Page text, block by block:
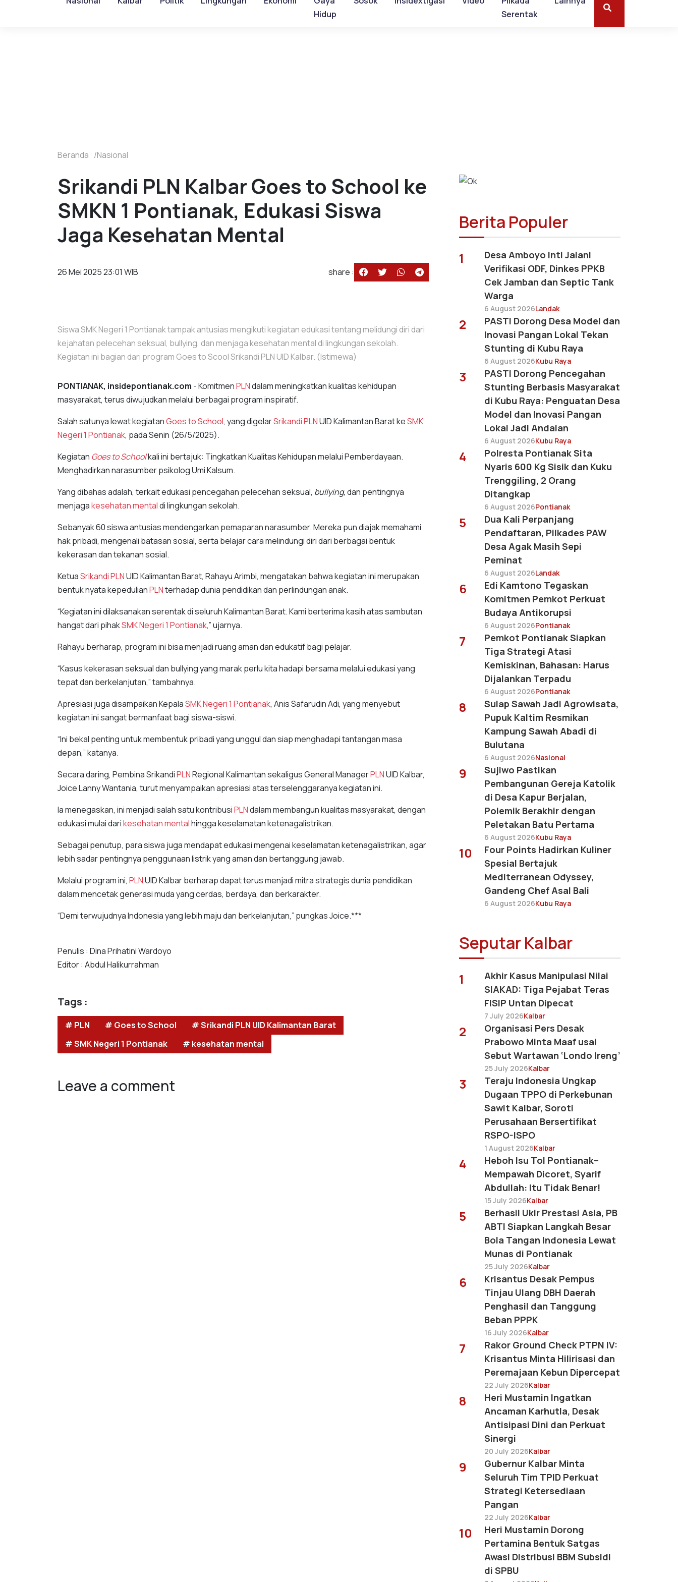
Hidup
Serentak
Beranda Nasional
Srikandi PLN Kalbar Goes to School ke
SMKN 1 Pontianak, Edukasi Siswa
Jaga Kesehatan Mental
26 Mei 2025 23:01 WIB share :
Siswa SMK Negeri 1 Pontianak tampak antusias mengikuti kegiatan edukasi tentang melidungi diri dari
kejahatan pelecehan seksual, bullying, dan menjaga kesehatan mental di lingkungan sekolah.
Kegiatan ini bagian dari program Goes to Scool Srikandi PLN UID Kalbar. (Istimewa)
PONTIANAK, insidepontianak.com - KomitmenPLNdalam meningkatkan kualitas kehidupan
masyarakat, terus diwujudkan melalui berbagai program inspiratif.
Salah satunya lewat kegiatanGoes to School, yang digelarSrikandiPLNUID Kalimantan Barat keSMK
Negeri 1 Pontianak, pada Senin (26/5/2025).
Kegiatan Goes to Schoolkali ini bertajuk: Tingkatkan Kualitas Kehidupan melalui Pemberdayaan.
Menghadirkan narasumber psikolog Umi Kalsum.
Yang dibahas adalah, terkait edukasi pencegahan pelecehan seksual, bullying,dan pentingnya
menjagakesehatan mentaldi lingkungan sekolah.
Sebanyak 60 siswa antusias mendengarkan pemaparan narasumber. Mereka pun diajak memahami
hak pribadi, mengenali batasan sosial, serta belajar cara melindungi diri dari berbagai bentuk
kekerasan dan tekanan sosial.
KetuaSrikandiPLNUID Kalimantan Barat, Rahayu Arimbi, mengatakan bahwa kegiatan ini merupakan
bentuk nyata kepedulianPLNterhadap dunia pendidikan dan perlindungan anak.
“Kegiatan ini dilaksanakan serentak di seluruh Kalimantan Barat. Kami berterima kasih atas sambutan
hangat dari pihakSMK Negeri 1 Pontianak,” ujarnya.
Rahayu berharap, program ini bisa menjadi ruang aman dan edukatif bagi pelajar.
“Kasus kekerasan seksual dan bullying yang marak perlu kita hadapi bersama melalui edukasi yang
tepat dan berkelanjutan,” tambahnya.
Apresiasi juga disampaikan KepalaSMK Negeri 1 Pontianak, Anis Safarudin Adi, yang menyebut
kegiatan ini sangat bermanfaat bagi siswa-siswi.
“Ini bekal penting untuk membentuk pribadi yang unggul dan siap menghadapi tantangan masa
depan,” katanya.
Secara daring, Pembina SrikandiPLNRegional Kalimantan sekaligus General ManagerPLNUID Kalbar,
Joice Lanny Wantania, turut menyampaikan apresiasi atas terselenggaranya kegiatan ini.
Ia menegaskan, ini menjadi salah satu kontribusiPLNdalam membangun kualitas masyarakat, dengan
edukasi mulai darikesehatan mentalhingga keselamatan ketenagalistrikan.
Sebagai penutup, para siswa juga mendapat edukasi mengenai keselamatan ketenagalistrikan, agar
lebih sadar pentingnya penggunaan listrik yang aman dan bertanggung jawab.
Melalui program ini, PLNUID Kalbar berharap dapat terus menjadi mitra strategis dunia pendidikan
dalam mencetak generasi muda yang cerdas, berdaya, dan berkarakter.
“Demi terwujudnya Indonesia yang lebih maju dan berkelanjutan,” pungkas Joice.***
Penulis : Dina Prihatini Wardoyo
Editor : Abdul Halikurrahman
Tags :
# PLN # Goes to School
# Srikandi PLN UID Kalimantan Barat
# SMK Negeri 1 Pontianak
# kesehatan mental
Leave a comment
Berita Populer
1
Desa Amboyo Inti Jalani
Verifikasi ODF, Dinkes PPKB
Cek Jamban dan Septic Tank
Warga
6 August 2026Landak
2
PASTI Dorong Desa Model dan
Inovasi Pangan Lokal Tekan
Stunting di Kubu Raya
6 August 2026Kubu Raya
3
PASTI Dorong Pencegahan
Stunting Berbasis Masyarakat
di Kubu Raya: Penguatan Desa
Model dan Inovasi Pangan
Lokal Jadi Andalan
6 August 2026Kubu Raya
4
Polresta Pontianak Sita
Nyaris 600 Kg Sisik dan Kuku
Trenggiling, 2 Orang
Ditangkap
6 August 2026Pontianak
5
Dua Kali Perpanjang
Pendaftaran, Pilkades PAW
Desa Agak Masih Sepi
Peminat
6 August 2026Landak
6
Edi Kamtono Tegaskan
Komitmen Pemkot Perkuat
Budaya Antikorupsi
6 August 2026Pontianak
7
Pemkot Pontianak Siapkan
Tiga Strategi Atasi
Kemiskinan, Bahasan: Harus
Dijalankan Terpadu
6 August 2026Pontianak
8
Sulap Sawah Jadi Agrowisata,
Pupuk Kaltim Resmikan
Kampung Sawah Abadi di
Bulutana
6 August 2026Nasional
9
Sujiwo Pastikan
Pembangunan Gereja Katolik
di Desa Kapur Berjalan,
Polemik Berakhir dengan
Peletakan Batu Pertama
6 August 2026Kubu Raya
10
Four Points Hadirkan Kuliner
Spesial Bertajuk
Mediterranean Odyssey,
Gandeng Chef Asal Bali
6 August 2026Kubu Raya
Seputar Kalbar
1
Akhir Kasus Manipulasi Nilai
SIAKAD: Tiga Pejabat Teras
FISIP Untan Dipecat
7 July 2026Kalbar
2
Organisasi Pers Desak
Prabowo Minta Maaf usai
Sebut Wartawan ‘Londo Ireng’
25 July 2026Kalbar
3
Teraju Indonesia Ungkap
Dugaan TPPO di Perkebunan
Sawit Kalbar, Soroti
Perusahaan Bersertifikat
RSPO-ISPO
1 August 2026Kalbar
4
Heboh Isu Tol Pontianak–
Mempawah Dicoret, Syarif
Abdullah: Itu Tidak Benar!
15 July 2026Kalbar
5
Berhasil Ukir Prestasi Asia, PB
ABTI Siapkan Langkah Besar
Bola Tangan Indonesia Lewat
Munas di Pontianak
25 July 2026Kalbar
6
Krisantus Desak Pempus
Tinjau Ulang DBH Daerah
Penghasil dan Tanggung
Beban PPPK
16 July 2026Kalbar
7
Rakor Ground Check PTPN IV:
Krisantus Minta Hilirisasi dan
Peremajaan Kebun Dipercepat
22 July 2026Kalbar
8
Heri Mustamin Ingatkan
Ancaman Karhutla, Desak
Antisipasi Dini dan Perkuat
Sinergi
20 July 2026Kalbar
9
Gubernur Kalbar Minta
Seluruh Tim TPID Perkuat
Strategi Ketersediaan
Pangan
22 July 2026Kalbar
10
Heri Mustamin Dorong
Pertamina Bentuk Satgas
Awasi Distribusi BBM Subsidi
di SPBU